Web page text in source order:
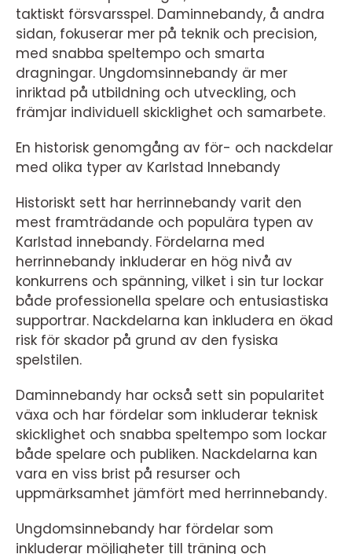
taktiskt försvarsspel. Daminnebandy, å andra
sidan, fokuserar mer på teknik och precision,
med snabba speltempo och smarta
dragningar. Ungdomsinnebandy är mer
inriktad på utbildning och utveckling, och
främjar individuell skicklighet och samarbete.
En historisk genomgång av för- och nackdelar
med olika typer av Karlstad Innebandy
Historiskt sett har herrinnebandy varit den
mest framträdande och populära typen av
Karlstad innebandy. Fördelarna med
herrinnebandy inkluderar en hög nivå av
konkurrens och spänning, vilket i sin tur lockar
både professionella spelare och entusiastiska
supportrar. Nackdelarna kan inkludera en ökad
risk för skador på grund av den fysiska
spelstilen.
Daminnebandy har också sett sin popularitet
växa och har fördelar som inkluderar teknisk
skicklighet och snabba speltempo som lockar
både spelare och publiken. Nackdelarna kan
vara en viss brist på resurser och
uppmärksamhet jämfört med herrinnebandy.
Ungdomsinnebandy har fördelar som
inkluderar möjligheter till träning och